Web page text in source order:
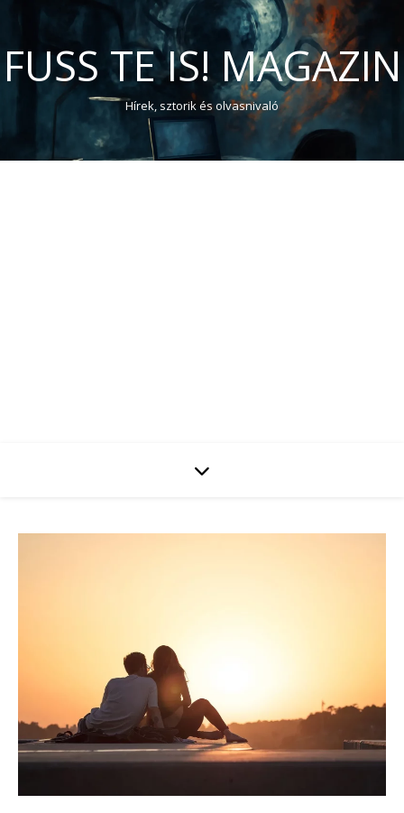
FUSS TE IS! MAGAZIN
Hírek, sztorik és olvasnivaló